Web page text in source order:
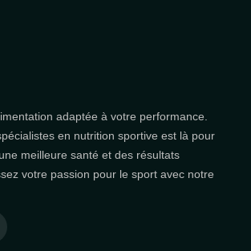
adaptée à votre performance.
en nutrition sportive est là pour
meilleure santé et des résultats
votre passion pour le sport avec notre